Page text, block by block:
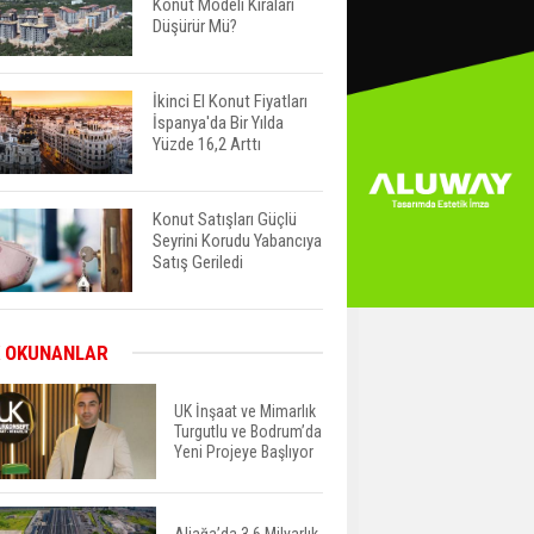
Konut Modeli Kiraları
Düşürür Mü?
İkinci El Konut Fiyatları
İspanya'da Bir Yılda
Yüzde 16,2 Arttı
Konut Satışları Güçlü
Seyrini Korudu Yabancıya
Satış Geriledi
Tercih Döneminde
Barınma Telaşı Başladı
OKUNANLAR
UK İnşaat ve Mimarlık
Turgutlu ve Bodrum’da
Yeni Projeye Başlıyor